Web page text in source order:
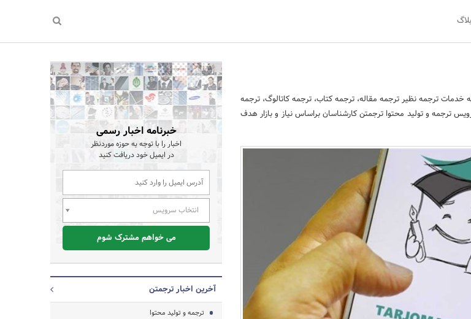
خدمات ترجمه نظیر ترجمه مقاله، ترجمه کتاب، ترجمه کاتالوگ، ترجمه
ترجمه و تولید محتوا ترجمتن کارشناسان براساس نیاز و بازار هدف
خبرنامه اخبار رسمی
اخبار را با توجه به حوزه موردنظر
در ایمیل خود دریافت کنید
انتخاب سرویس
می خواهم مشترک شوم
آخرین اخبار ترجمتن
ترجمه و تولید محتوا